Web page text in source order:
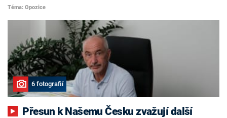
Téma: Opozice
6 fotografií